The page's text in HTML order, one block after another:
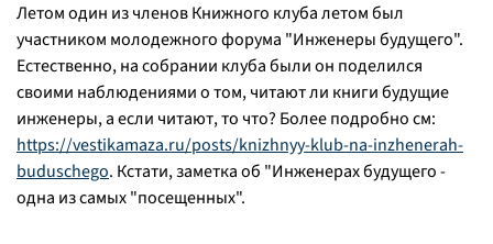
Летом один из членов Книжного клуба летом был
участником молодежного форума "Инженеры будущего".
Естественно, на собрании клуба были он поделился
своими наблюдениями о том, читают ли книги будущие
инженеры, а если читают, то что? Более подробно см:
https://vestikamaza.ru/posts/knizhnyy-klub-na-inzhenerah-
buduschego. Кстати, заметка об "Инженерах будущего -
одна из самых "посещенных".